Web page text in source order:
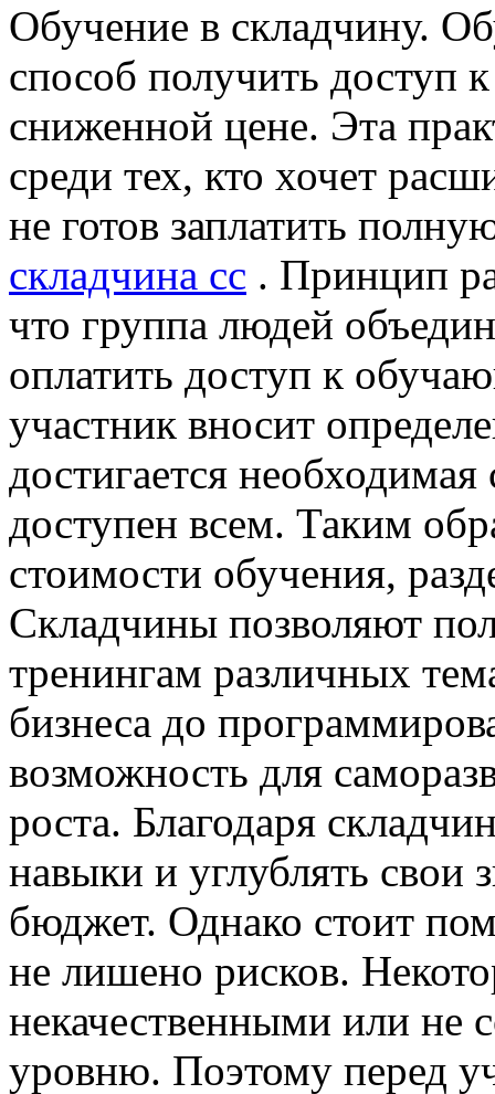
Oбучeниe в склaдчину.
способ получить доступ
сниженной цене. Эта
среди тех, кто хочет
не готов заплатить
складчина сс . Принцип
что группа людей
оплатить доступ к
участник вносит
достигается
доступен всем. Таким
стоимости обучения,
Складчины позволяют
тренингам различных
бизнеса до
возможность для
роста. Благодаря
навыки и углублять свои
бюджет. Однако стоит
не лишено рисков.
некачественными или не
уровню. Поэтому перед